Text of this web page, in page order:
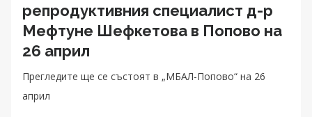
репродуктивния специалист д-р
Мефтуне Шефкетова в Попово на
26 април
Прегледите ще се състоят в „МБАЛ-Попово“ на 26
април